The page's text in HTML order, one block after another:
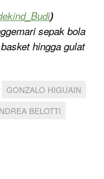
)
sepak bola
hingga gulat
GONZALO HIGUAIN
BELOTTI